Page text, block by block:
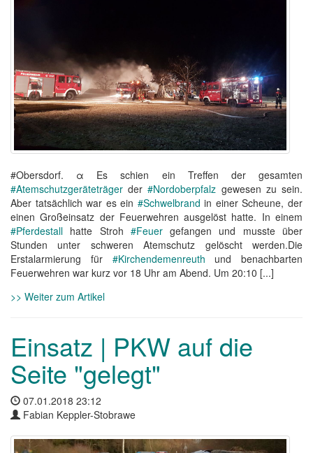
#Obersdorf. α Es schien ein Treffen der gesamten
#Atemschutzgeräteträger der#Nordoberpfalz gewesen zu sein.
Aber tatsächlich war es ein #Schwelbrand in einer Scheune, der
einen Großeinsatz der Feuerwehren ausgelöst hatte. In einem
#Pferdestall hatte Stroh #Feuergefangen und musste über
Stunden unter schweren Atemschutz gelöscht werden.Die
Erstalarmierung für #Kirchendemenreuth und benachbarten
Feuerwehren war kurz vor 18 Uhr am Abend. Um 20:10 [...]
>> Weiter zum Artikel
Einsatz | PKW auf die
Seite "gelegt"
07.01.2018 23:12
Fabian Keppler-Stobrawe